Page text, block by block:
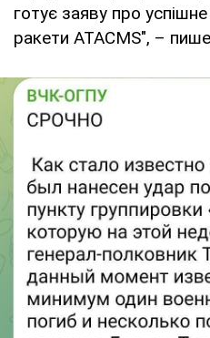
готує заяву про
ракети ATACMS", –